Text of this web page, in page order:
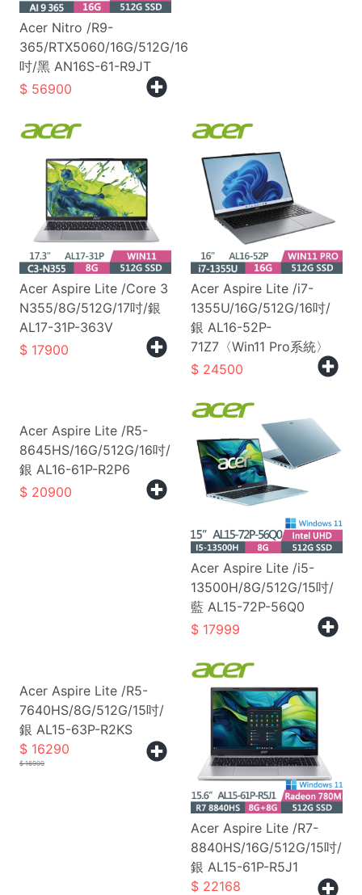
Acer Nitro /R9-
365/RTX5060/16G/512G/16
吋/黑 AN16S-61-R9JT
56900
Acer Aspire Lite /Core 3
N355/8G/512G/17吋/銀
AL17-31P-363V
17900
Acer Aspire Lite /i7-
1355U/16G/512G/16吋/
銀 AL16-52P-
71Z7〈Win11 Pro系統〉
24500
Acer Aspire Lite /R5-
8645HS/16G/512G/16吋/
銀 AL16-61P-R2P6
20900
Acer Aspire Lite /i5-
13500H/8G/512G/15吋/
藍 AL15-72P-56Q0
17999
Acer Aspire Lite /R5-
7640HS/8G/512G/15吋/
銀 AL15-63P-R2KS
16290
16900
Acer Aspire Lite /R7-
8840HS/16G/512G/15吋/
銀 AL15-61P-R5J1
22168